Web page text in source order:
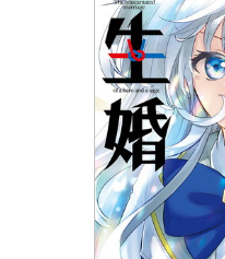
会社情報
スクウェア・エニックス サイト内